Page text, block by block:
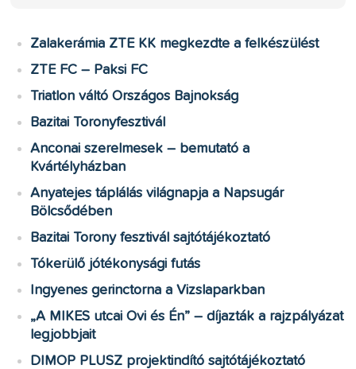
Zalakerámia ZTE KK megkezdte a felkészülést
ZTE FC – Paksi FC
Triatlon váltó Országos Bajnokság
Bazitai Toronyfesztivál
Anconai szerelmesek – bemutató a
Kvártélyházban
Anyatejes táplálás világnapja a Napsugár
Bölcsődében
Bazitai Torony fesztivál sajtótájékoztató
Tókerülő jótékonysági futás
Ingyenes gerinctorna a Vizslaparkban
„A MIKES utcai Ovi és Én” – díjazták a rajzpályázat
legjobbjait
DIMOP PLUSZ projektindító sajtótájékoztató